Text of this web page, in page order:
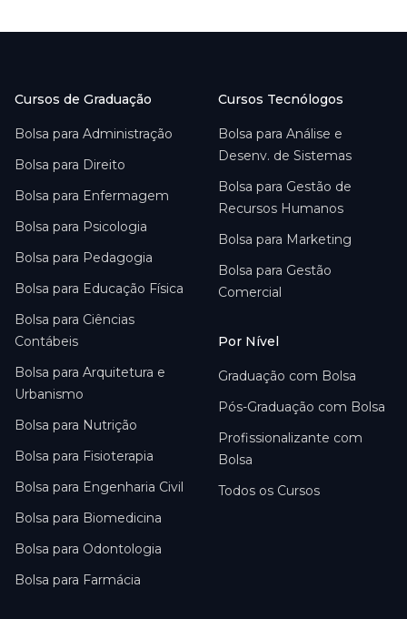
Cursos de Graduação
Bolsa para Administração
Bolsa para Direito
Bolsa para Enfermagem
Bolsa para Psicologia
Bolsa para Pedagogia
Bolsa para Educação Física
Bolsa para Ciências
Contábeis
Bolsa para Arquitetura e
Urbanismo
Bolsa para Nutrição
Bolsa para Fisioterapia
Bolsa para Engenharia Civil
Bolsa para Biomedicina
Bolsa para Odontologia
Bolsa para Farmácia
Cursos Tecnólogos
Bolsa para Análise e
Desenv. de Sistemas
Bolsa para Gestão de
Recursos Humanos
Bolsa para Marketing
Bolsa para Gestão
Comercial
Por Nível
Graduação com Bolsa
Pós-Graduação com Bolsa
Profissionalizante com
Bolsa
Todos os Cursos